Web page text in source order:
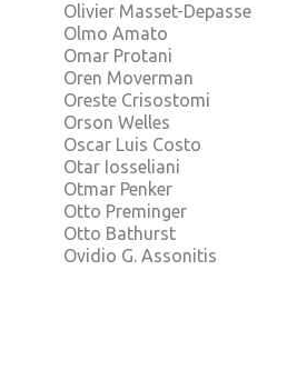
Olivier Masset-Depasse
Olmo Amato
Omar Protani
Oren Moverman
Oreste Crisostomi
Orson Welles
Oscar Luis Costo
Otar Iosseliani
Otmar Penker
Otto Preminger
Otto Bathurst
Ovidio G. Assonitis